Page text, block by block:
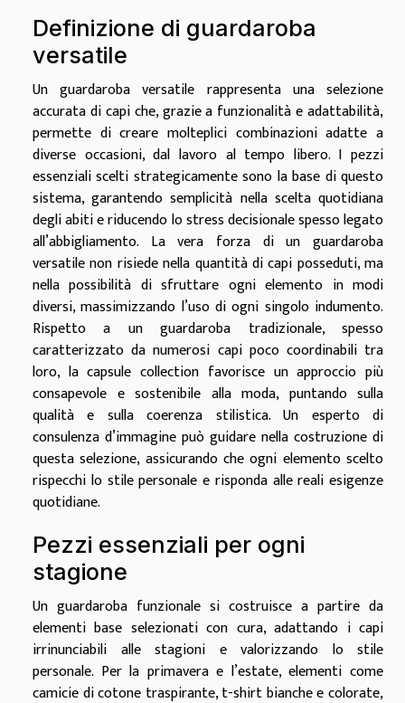
Definizione di guardaroba
versatile
Un guardaroba versatile rappresenta una selezione
accurata di capi che, grazie a funzionalità e adattabilità,
permette di creare molteplici combinazioni adatte a
diverse occasioni, dal lavoro al tempo libero. I pezzi
essenziali scelti strategicamente sono la base di questo
sistema, garantendo semplicità nella scelta quotidiana
degli abiti e riducendo lo stress decisionale spesso legato
all’abbigliamento. La vera forza di un guardaroba
versatile non risiede nella quantità di capi posseduti, ma
nella possibilità di sfruttare ogni elemento in modi
diversi, massimizzando l’uso di ogni singolo indumento.
Rispetto a un guardaroba tradizionale, spesso
caratterizzato da numerosi capi poco coordinabili tra
loro, la capsule collection favorisce un approccio più
consapevole e sostenibile alla moda, puntando sulla
qualità e sulla coerenza stilistica. Un esperto di
consulenza d’immagine può guidare nella costruzione di
questa selezione, assicurando che ogni elemento scelto
rispecchi lo stile personale e risponda alle reali esigenze
quotidiane.
Pezzi essenziali per ogni
stagione
Un guardaroba funzionale si costruisce a partire da
elementi base selezionati con cura, adattando i capi
irrinunciabili alle stagioni e valorizzando lo stile
personale. Per la primavera e l’estate, elementi come
camicie di cotone traspirante, t-shirt bianche e colorate,